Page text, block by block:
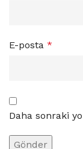
E-posta *
Daha sonraki